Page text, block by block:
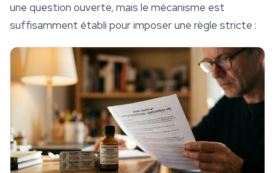
une question ouverte, mais le mécanisme est
suffisamment établi pour imposer une règle stricte :